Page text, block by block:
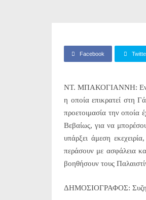
Facebook
ΝΤ. ΜΠΑΚΟΓΙΑΝΝΗ:
η οποία επικρατεί στη
προετοιμασία την οποία
Βεβαίως, για να
υπάρξει άμεση
περάσουν με ασφάλεια
βοηθήσουν τους
ΔΗΜΟΣΙΟΓΡΑΦΟΣ: